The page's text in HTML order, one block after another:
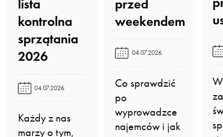
lista
kontrolna
sprzątania
2026️
04.07.2026
Każdy z nas
marzy o tym,
przed
weekendem️
04.07.2026
Co sprawdzić
po
wyprowadzce
najemców i jak